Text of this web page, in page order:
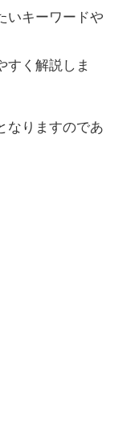
いキーワードや
すく解説しま
なりますのであ